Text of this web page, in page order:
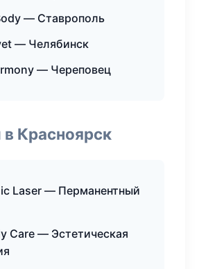
— Ставрополь
— Челябинск
— Череповец
Красноярск
Laser — Перманентный
Care — Эстетическая